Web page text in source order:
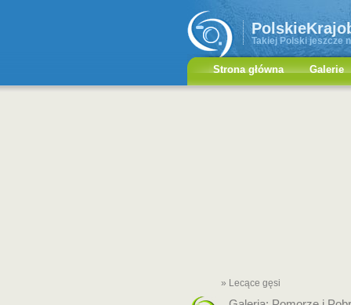
Takiej Polski jeszcze
Strona główna Galerie
» Lecące gęsi